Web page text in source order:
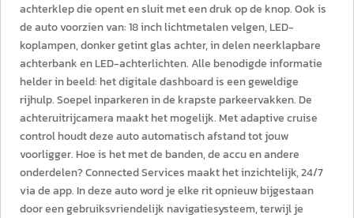
achterklep die opent en sluit met een druk op de knop. Ook is
de auto voorzien van: 18 inch lichtmetalen velgen, LED-
koplampen, donker getint glas achter, in delen neerklapbare
achterbank en LED-achterlichten. Alle benodigde informatie
helder in beeld: het digitale dashboard is een geweldige
rijhulp. Soepel inparkeren in de krapste parkeervakken. De
achteruitrijcamera maakt het mogelijk. Met adaptive cruise
control houdt deze auto automatisch afstand tot jouw
voorligger. Hoe is het met de banden, de accu en andere
onderdelen? Connected Services maakt het inzichtelijk, 24/7
via de app. In deze auto word je elke rit opnieuw bijgestaan
door een gebruiksvriendelijk navigatiesysteem, terwijl je